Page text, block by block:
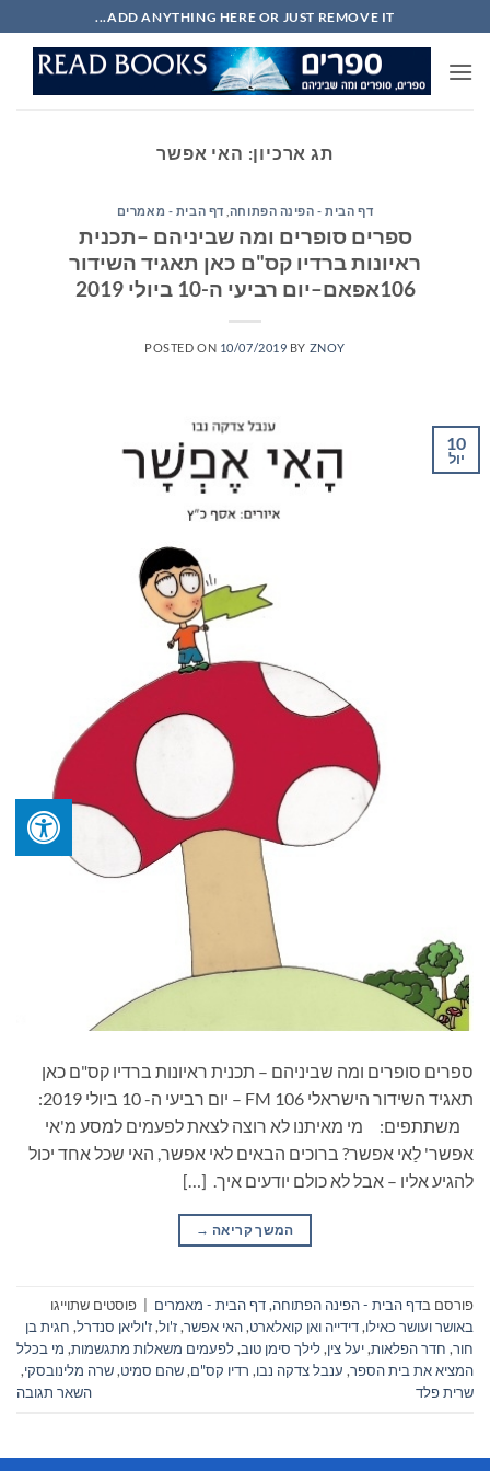
to
content
ADD ANYTHING HERE OR JUST REMOVE IT...
תג ארכיון: האי אפשר
דף הבית - הפינה הפתוחה דף הבית - מאמרים
ספרים סופרים ומה שביניהם –תכנית
ראיונות ברדיו קס"ם כאן תאגיד השידור
106אפאם–יום רביעי ה-10 ביולי 2019
POSTED ON 10/07/2019 BY ZNOY
10
יול
ספרים סופרים ומה שביניהם – תכנית ראיונות ברדיו קס"ם כאן
תאגיד השידור הישראלי 106 FM – יום רביעי ה- 10 ביולי 2019:
משתתפים: מי מאיתנו לא רוצה לצאת לפעמים למסע מ'אי
אפשר' לַאי אפשר? ברוכים הבאים לאי אפשר, האי שכל אחד יכול
להגיע אליו – אבל לא כולם יודעים איך. […]
המשך קריאה →
פורסם בדף הבית - הפינה הפתוחה,דף הבית - מאמרים
פוסטים שתוייגו
באושר ועושר כאילו,דידייה ואן קואלארט,האי אפשר,ז'ול,ז'וליאן סנדרל, חגית בן
חור, חדר הפלאות,יעל צין,לילך סימן טוב,לפעמים משאלות מתגשמות, מי בכלל
המציא את בית הספר, ענבל צדקה נבו, רדיו קס"ם,שהם סמיט,שרה מלינובסקי,
שרית פלד
השאר תגובה